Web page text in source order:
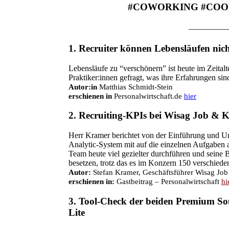
#COWORKING
1. Recruiter können Lebensläufen
Lebensläufe zu “verschönern” ist heute im
Praktiker:innen gefragt, was ihre Erfahrungen
Autor:in Matthias Schmidt-Stein
erschienen in Personalwirtschaft.de hier
2. Recruiting-KPIs bei Wisag Job &
Herr Kramer berichtet von der Einführung und
Analytic-System mit auf die einzelnen Aufgaben
Team heute viel gezielter durchführen und seine
besetzen, trotz das es im Konzern 150
Autor: Stefan Kramer, Geschäftsführer Wisag
erschienen in: Gastbeitrag – Personalwirtschaft
3. Tool-Check der beiden Premium
Lite